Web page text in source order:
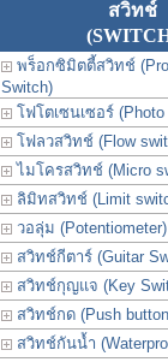
สวิทช์
พร็อกซิมิตตี้สวิทช์
Switch)
โฟโตเซนเซอร์ (Photo
โฟลวสวิทช์ (Flow
ไมโครสวิทช์ (Micro
ลิมิทสวิทช์ (Limit
วอลุ่ม (Potentiometer)
สวิทช์กีตาร์ (Guitar
สวิทช์กุญแจ (Key
สวิทช์กด (Push
สวิทช์กันน้ำ